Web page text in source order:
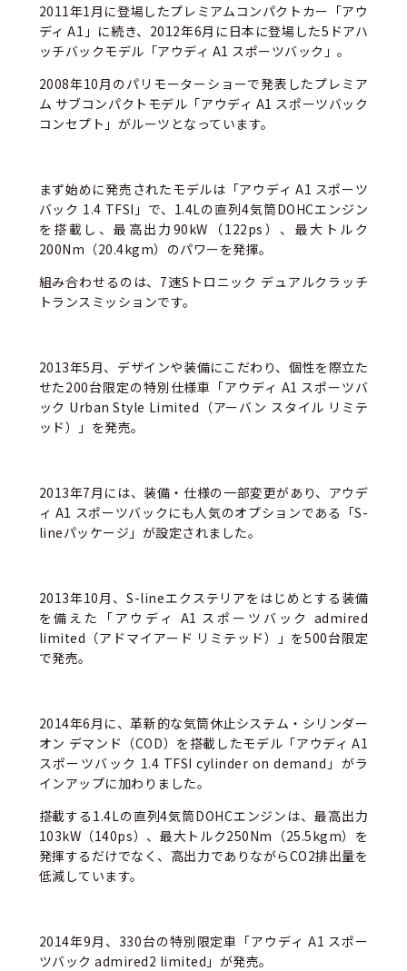
2011年1月に登場したプレミアムコンパクトカー「アウ
ディ A1」に続き、2012年6月に日本に登場した5ドアハ
ッチバックモデル「アウディ A1 スポーツバック」。
2008年10月のパリモーターショーで発表したプレミア
ム サブコンパクトモデル「アウディ A1 スポーツバック
コンセプト」がルーツとなっています。
まず始めに発売されたモデルは「アウディ A1 スポーツ
バック 1.4 TFSI」で、1.4Lの直列4気筒DOHCエンジン
を搭載し、最高出力90kW（122ps）、最大トルク
200Nm（20.4kgm）のパワーを発揮。
組み合わせるのは、7速Sトロニック デュアルクラッチ
トランスミッションです。
2013年5月、デザインや装備にこだわり、個性を際立た
せた200台限定の特別仕様車「アウディ A1 スポーツバ
ック Urban Style Limited（アーバン スタイル リミテ
ッド）」を発売。
2013年7月には、装備・仕様の一部変更があり、アウデ
ィ A1 スポーツバックにも人気のオプションである「S-
lineパッケージ」が設定されました。
2013年10月、S-lineエクステリアをはじめとする装備
を備えた「アウディ A1 スポーツバック admired
limited（アドマイアード リミテッド）」を500台限定
で発売。
2014年6月に、革新的な気筒休止システム・シリンダー
オン デマンド（COD）を搭載したモデル「アウディ A1
スポーツバック 1.4 TFSI cylinder on demand」がラ
インアップに加わりました。
搭載する1.4Lの直列4気筒DOHCエンジンは、最高出力
103kW（140ps）、最大トルク250Nm（25.5kgm）を
発揮するだけでなく、高出力でありながらCO2排出量を
低減しています。
2014年9月、330台の特別限定車「アウディ A1 スポー
ツバック admired2 limited」が発売。